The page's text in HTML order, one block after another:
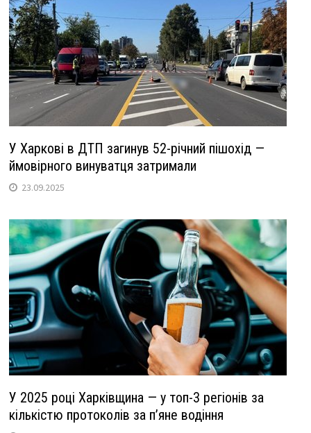
У Харкові в ДТП загинув 52-річний пішохід —
ймовірного винуватця затримали
23.09.2025
У 2025 році Харківщина — у топ-3 регіонів за
кількістю протоколів за п’яне водіння